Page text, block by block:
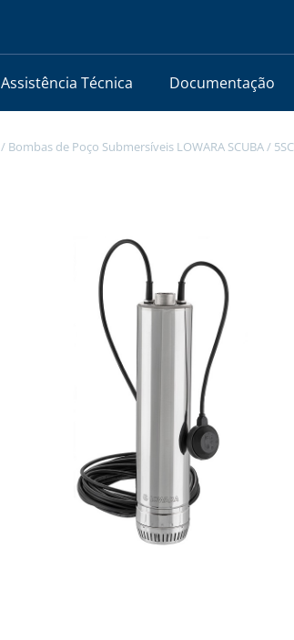
Assistência Técnica Documentação
/ Bombas de Poço Submersíveis LOWARA SCUBA /